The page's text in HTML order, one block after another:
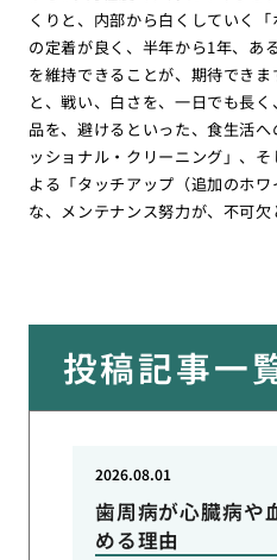
くりと、内部から白くしていく
の定着が良く、半年から1年、あ
を維持できることが、期待でき
と、戦い、白さを、一日でも長
品を、避けるといった、食生活
ッショナル・クリーニング」、
よる「タッチアップ（追加のホ
な、メンテナンス努力が、不可欠
投稿記事一
歯周病が心臓病や
める理由
2026.08.01